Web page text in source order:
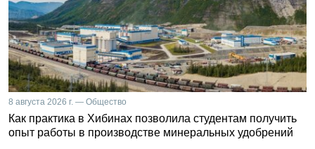
8 августа 2026 г. — Общество
Как практика в Хибинах позволила студентам получить
опыт работы в производстве минеральных удобрений